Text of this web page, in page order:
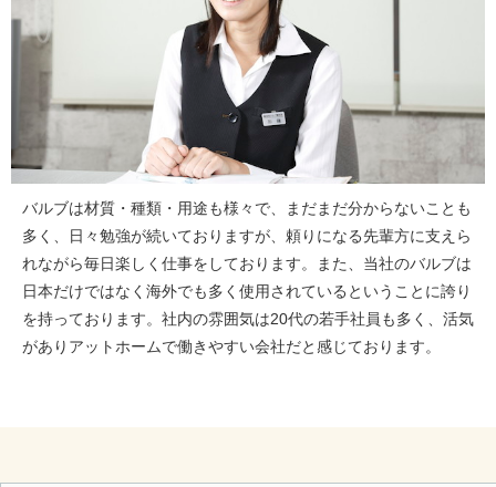
バルブは材質・種類・用途も様々で、まだまだ分からないことも
多く、日々勉強が続いておりますが、頼りになる先輩方に支えら
れながら毎日楽しく仕事をしております。また、当社のバルブは
日本だけではなく海外でも多く使用されているということに誇り
を持っております。社内の雰囲気は20代の若手社員も多く、活気
がありアットホームで働きやすい会社だと感じております。